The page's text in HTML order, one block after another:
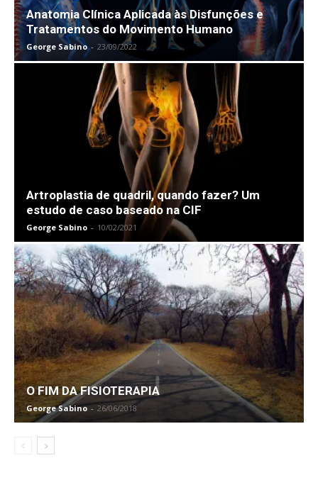
Anatomia Clínica Aplicada às Disfunções e
Tratamentos do Movimento Humano
George Sabino - 23/09/2022
Artroplastia de quadril, quando fazer? Um
estudo de caso baseado na CIF
George Sabino - 10/02/2021
O FIM DA FISIOTERAPIA
George Sabino - 26/06/2018